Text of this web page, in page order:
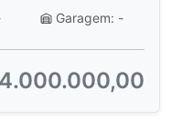
Garagem: -